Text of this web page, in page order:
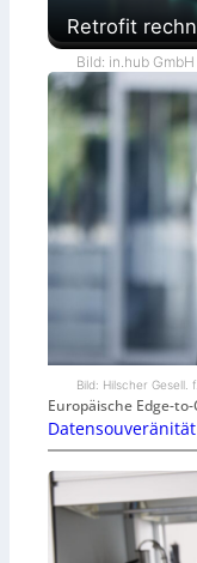
Retrofit
Bild: in.hub GmbH
Bild: Hilscher
Europäische Edge-